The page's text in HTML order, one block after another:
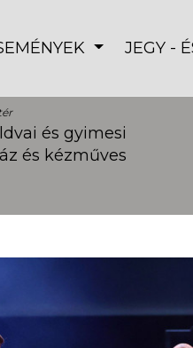
JEGY -
és gyimesi
és kézműves